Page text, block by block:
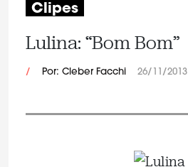
Clipes
Lulina: “Bom Bom”
/ Por: Cleber Facchi 26/11/2013